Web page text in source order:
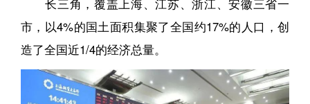
市，以4%的国土面积集聚了全国约17%的人口，创
造了全国近1/4的经济总量。